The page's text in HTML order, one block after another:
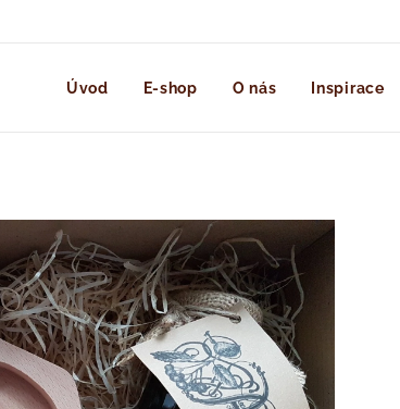
Úvod E-shop O nás Inspirace